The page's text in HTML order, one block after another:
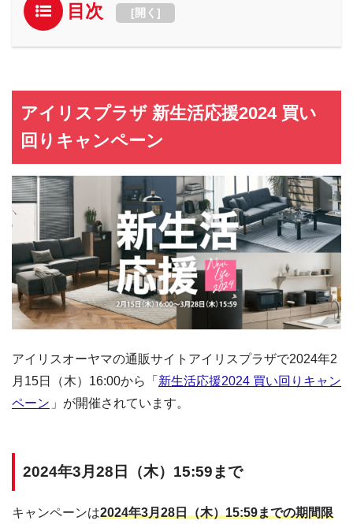
目次 [開く ]
アイリスプラザ 新生活応援2024 買い
回りキャンペーン
アイリスオーヤマの通販サイトアイリスプラザで2024年2
月15日（木）16:00から「 新生活応援2024 買い回りキャン
ペーン 」が開催されています。
2024年3月28日（木）15:59まで
キャンペーンは2024年3月28日（木）15:59までの期間限